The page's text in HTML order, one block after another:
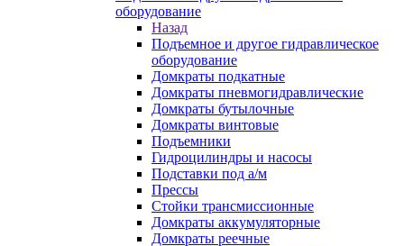
оборудование
Назад
Подъемное и другое гидравлическое
оборудование
Домкраты подкатные
Домкраты пневмогидравлические
Домкраты бутылочные
Домкраты винтовые
Подъемники
Гидроцилиндры и насосы
Подставки под а/м
Прессы
Стойки трансмиссионные
Домкраты аккумуляторные
Домкраты реечные